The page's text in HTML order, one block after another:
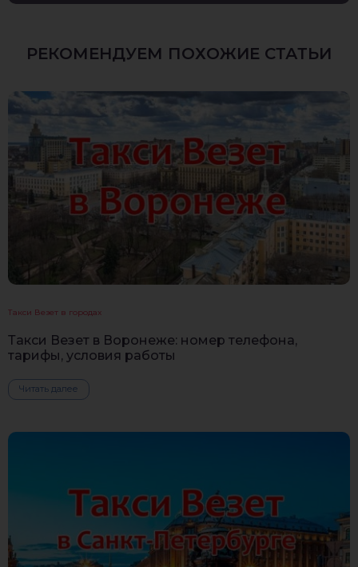
РЕКОМЕНДУЕМ ПОХОЖИЕ СТАТЬИ
Такси Везет в городах
Такси Везет в Воронеже: номер телефона,
тарифы, условия работы
Читать далее